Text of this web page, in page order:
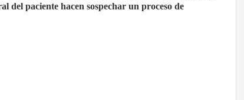
del paciente hacen sospechar un proceso de